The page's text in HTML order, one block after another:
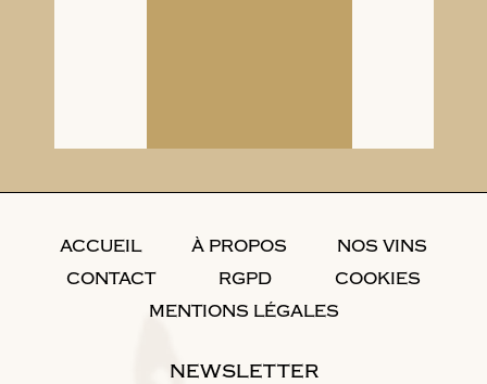
ACCUEIL À PROPOS
NOS VINS
CONTACT
RGPD
COOKIES
MENTIONS LÉGALES
NEWSLETTER